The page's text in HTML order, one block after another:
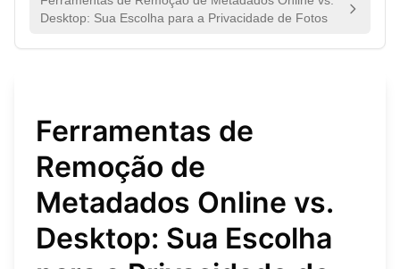
Desktop: Sua Escolha para a Privacidade de Fotos
Ferramentas de
Remoção de
Metadados Online vs.
Desktop: Sua Escolha